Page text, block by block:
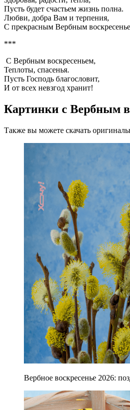
Пусть будет счастьем жизнь полна.
Любви, добра Вам и терпения,
С прекрасным Вербным
***
С Вербным воскресеньем,
Теплоты, спасенья.
Пусть Господь благословит,
И от всех невзгод хранит!
Картинки с Вербным
Также вы можете скачать
Вербное воскресенье 2026: